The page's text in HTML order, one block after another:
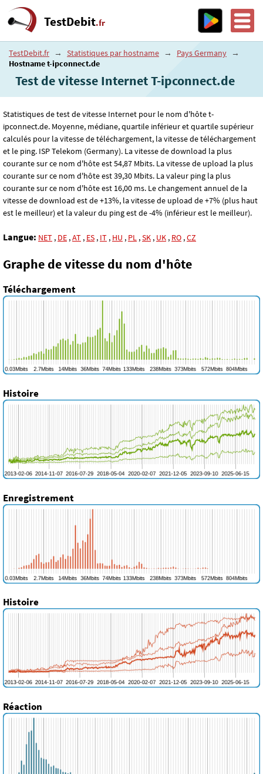
TestDebit.fr
TestDebit.fr → Statistiques par hostname → Pays Germany →
Hostname t-ipconnect.de
Test de vitesse Internet T-ipconnect.de
Statistiques de test de vitesse Internet pour le nom d'hôte t-
ipconnect.de. Moyenne, médiane, quartile inférieur et quartile supérieur
calculés pour la vitesse de téléchargement, la vitesse de téléchargement
et le ping. ISP Telekom (Germany). La vitesse de download la plus
courante sur ce nom d'hôte est 54,87 Mbits. La vitesse de upload la plus
courante sur ce nom d'hôte est 39,30 Mbits. La valeur ping la plus
courante sur ce nom d'hôte est 16,00 ms. Le changement annuel de la
vitesse de download est de +13%, la vitesse de upload de +7% (plus haut
est le meilleur) et la valeur du ping est de -4% (inférieur est le meilleur).
Langue: NET , DE ,AT , ES , IT , HU , PL ,SK , UK , RO ,CZ
Graphe de vitesse du nom d'hôte
Téléchargement
Histoire
Enregistrement
Histoire
Réaction